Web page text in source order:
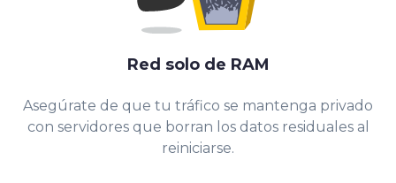
Red solo de RAM
Asegúrate de que tu tráfico se mantenga privado
con servidores que borran los datos residuales al
reiniciarse.